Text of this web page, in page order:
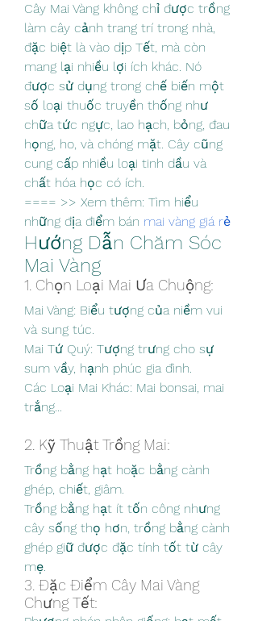
Cây Mai Vàng không chỉ được trồng
làm cây cảnh trang trí trong nhà,
đặc biệt là vào dịp Tết, mà còn
mang lại nhiều lợi ích khác. Nó
được sử dụng trong chế biến một
số loại thuốc truyền thống như
chữa tức ngực, lao hạch, bỏng, đau
họng, ho, và chóng mặt. Cây cũng
cung cấp nhiều loại tinh dầu và
chất hóa học có ích.
==== >> Xem thêm: Tìm hiểu
những địa điểm bán mai vàng giá rẻ
Hướng Dẫn Chăm Sóc
Mai Vàng
1. Chọn Loại Mai Ưa Chuộng:
Mai Vàng: Biểu tượng của niềm vui
và sung túc.
Mai Tứ Quý: Tượng trưng cho sự
sum vầy, hạnh phúc gia đình.
Các Loại Mai Khác: Mai bonsai, mai
trắng...
2. Kỹ Thuật Trồng Mai:
Trồng bằng hạt hoặc bằng cành
ghép, chiết, giâm.
Trồng bằng hạt ít tốn công nhưng
cây sống thọ hơn, trồng bằng cành
ghép giữ được đặc tính tốt từ cây
mẹ.
3. Đặc Điểm Cây Mai Vàng
Chưng Tết: